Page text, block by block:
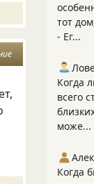
тот
- Ег...
Когда
всего
може...
Когда